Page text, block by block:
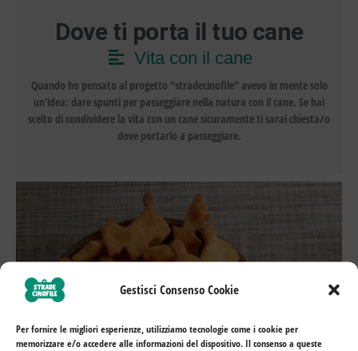
Gestisci Consenso Cookie
Per fornire le migliori esperienze, utilizziamo tecnologie come i cookie per
memorizzare e/o accedere alle informazioni del dispositivo. Il consenso a queste
Dove ti porta il tuo cane
Vita con il cane
Quando ho pensato al progetto "stradecinofile" avevo in mente solo
un'idea: dare spunti per passeggiare nella natura con il cane. Se hai
scelto di condividere la vita con un cane sicuramente ti sarai chiesta/o
dove portarlo a passeggiare.